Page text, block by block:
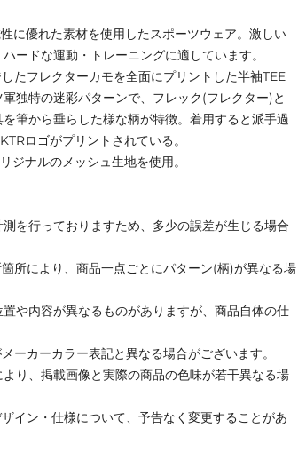
に優れた素材を使用したスポーツウェア。激しい
ードな運動・トレーニングに適しています。
たフレクターカモを全面にプリントした半袖TEE
独特の迷彩パターンで、フレック(フレクター)と
筆から垂らした様な柄が特徴。着用すると派手過
ロゴがプリントされている。
ナルのメッシュ生地を使用。
を行っておりますため、多少の誤差が生じる場合
所により、商品一点ごとにパターン(柄)が異なる場
や内容が異なるものがありますが、商品自体の仕
ーカーカラー表記と異なる場合がございます。
り、掲載画像と実際の商品の色味が若干異なる場
イン・仕様について、予告なく変更することがあ